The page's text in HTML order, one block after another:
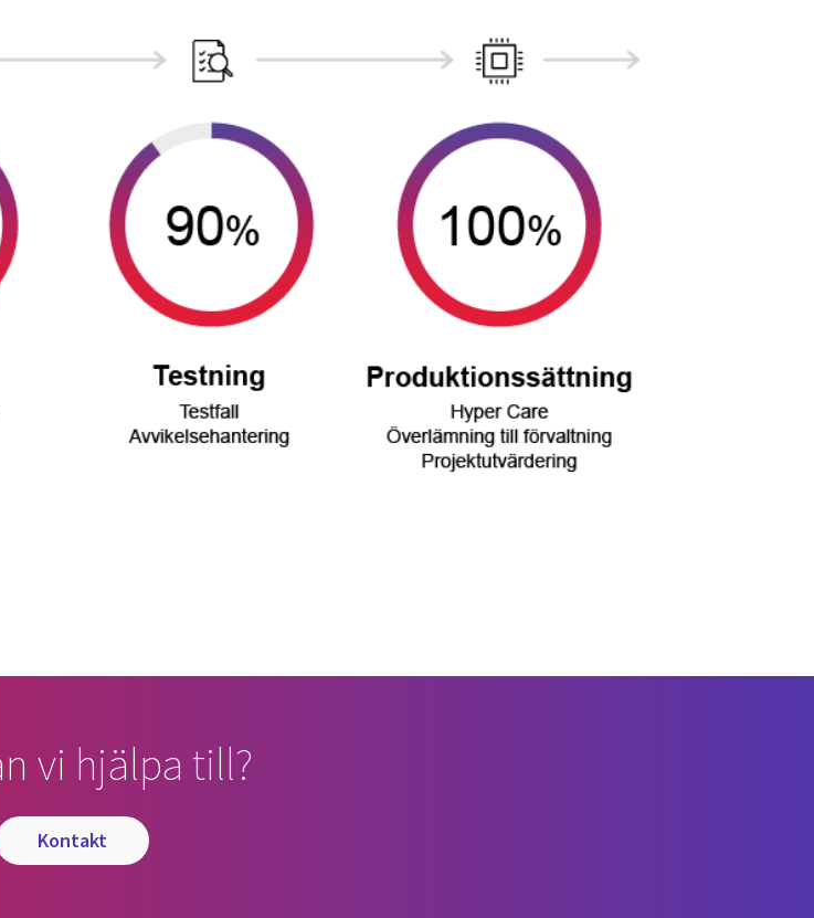
vi hjälpa till?
kontakt